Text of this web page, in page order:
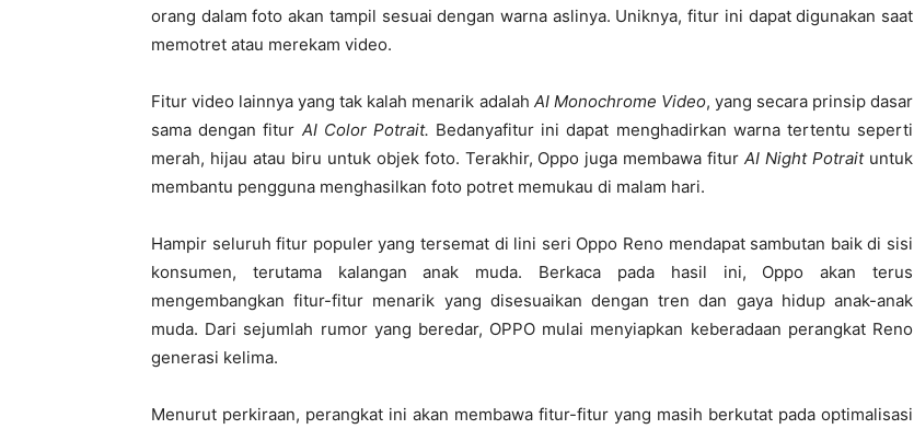
orang dalam foto akan tampil sesuai dengan warna aslinya. Uniknya, fitur ini dapat digunakan saat
memotret atau merekam video.
Fitur video lainnya yang tak kalah menarik adalah AI Monochrome Video, yang secara prinsip dasar
sama dengan fitur AI Color Potrait. Bedanyafitur ini dapat menghadirkan warna tertentu seperti
merah, hijau atau biru untuk objek foto. Terakhir, Oppo juga membawa fiturAI Night Potrait untuk
membantu pengguna menghasilkan foto potret memukau di malam hari.
Hampir seluruh fitur populer yang tersemat di lini seri Oppo Reno mendapat sambutan baik di sisi
konsumen, terutama kalangan anak muda. Berkaca pada hasil ini, Oppo akan terus
mengembangkan fitur-fitur menarik yang disesuaikan dengan tren dan gaya hidup anak-anak
muda. Dari sejumlah rumor yang beredar, OPPO mulai menyiapkan keberadaan perangkat Reno
generasi kelima.
Menurut perkiraan, perangkat ini akan membawa fitur-fitur yang masih berkutat pada optimalisasi